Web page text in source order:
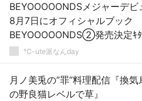
BEYOOOOONDSメジャーデ
8月7日にオフィシャルブック
BEYOOOOONDS②発売決
∀ﾟ)━━━━!!
℃-ute派なんday
月ノ美兎の”罪”料理配信『換
の野良猫レベルで草』